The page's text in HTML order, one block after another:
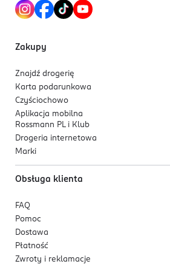
Zakupy
Znajdź drogerię
Karta podarunkowa
Czyściochowo
Aplikacja mobilna
Rossmann PL i Klub
Drogeria internetowa
Marki
Obsługa klienta
FAQ
Pomoc
Dostawa
Płatność
Zwroty i reklamacje